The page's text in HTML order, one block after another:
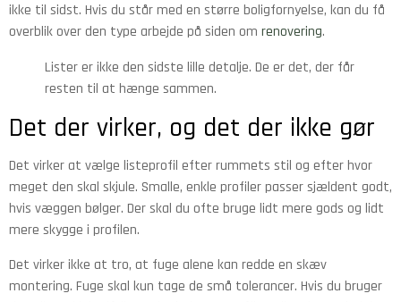
ikke til sidst. Hvis du står med en større boligfornyelse, kan du få
overblik over den type arbejde på siden om renovering.
Lister er ikke den sidste lille detalje. De er det, der får
resten til at hænge sammen.
Det der virker, og det der ikke gør
Det virker at vælge listeprofil efter rummets stil og efter hvor
meget den skal skjule. Smalle, enkle profiler passer sjældent godt,
hvis væggen bølger. Der skal du ofte bruge lidt mere gods og lidt
mere skygge i profilen.
Det virker ikke at tro, at fuge alene kan redde en skæv
montering. Fuge skal kun tage de små tolerancer. Hvis du bruger